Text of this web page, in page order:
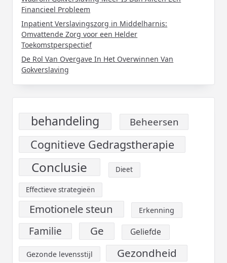
Financieel Probleem
Inpatient Verslavingszorg in Middelharnis:
Omvattende Zorg voor een Helder
Toekomstperspectief
De Rol Van Overgave In Het Overwinnen Van
Gokverslaving
behandeling Beheersen
Cognitieve Gedragstherapie
Conclusie Dieet
Effectieve strategieën
Emotionele steun Erkenning
Familie Ge Geliefde
Gezonde levensstijl Gezondheid